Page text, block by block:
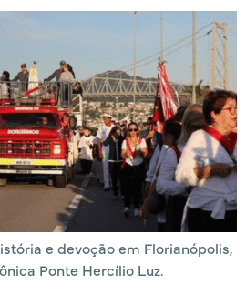
e devoção em Florianópolis,
Ponte Hercílio Luz.